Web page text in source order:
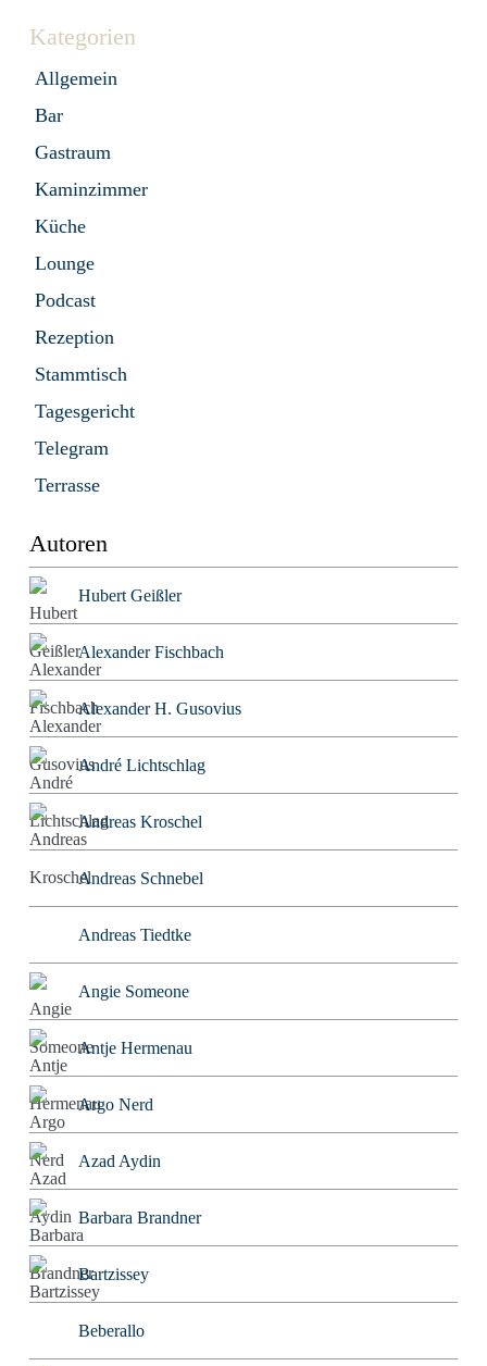
Kategorien
Allgemein
Bar
Gastraum
Kaminzimmer
Küche
Lounge
Podcast
Rezeption
Stammtisch
Tagesgericht
Telegram
Terrasse
Autoren
Hubert Geißler
Alexander Fischbach
Alexander H. Gusovius
André Lichtschlag
Andreas Kroschel
Andreas Schnebel
Andreas Tiedtke
Angie Someone
Antje Hermenau
Argo Nerd
Azad Aydin
Barbara Brandner
Bartzissey
Beberallo